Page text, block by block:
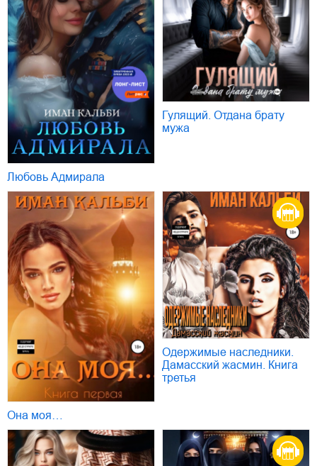
Любовь Адмирала
Гулящий. Отдана брату
мужа
Она моя…
Одержимые наследники.
Дамасский жасмин. Книга
третья